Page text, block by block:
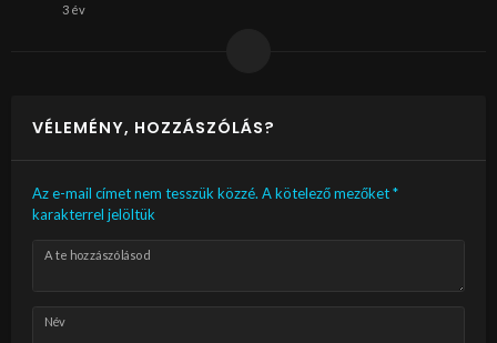
3 év
VÉLEMÉNY, HOZZÁSZÓLÁS?
Az e-mail címet nem tesszük közzé. A kötelező mezőket*
karakterrel jelöltük
A te hozzászólásod
Név